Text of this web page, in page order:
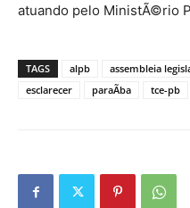
atuando pelo MinistÃ©rio
TAGS alpb assembleia
esclarecer
paraÃ­ba tce-pb